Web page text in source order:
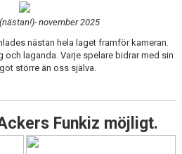
november 2025
nästan hela laget framför kameran.
laganda. Varje spelare bidrar med sin
större än oss själva.
Funkiz möjligt.